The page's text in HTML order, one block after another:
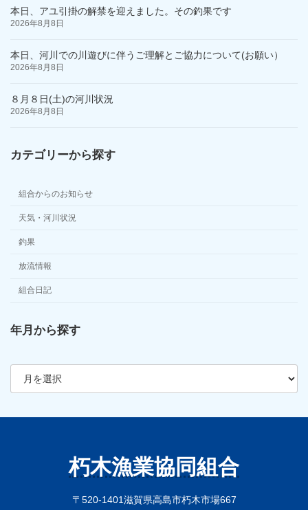
本日、アユ引掛の解禁を迎えました。その釣果です
2026年8月8日
本日、河川での川遊びに伴うご理解とご協力について(お願い）
2026年8月8日
８月８日(土)の河川状況
2026年8月8日
カテゴリーから探す
組合からのお知らせ
天気・河川状況
釣果
放流情報
組合日記
年月から探す
ア
朽木漁業協同組合
〒520-1401滋賀県高島市朽木市場667